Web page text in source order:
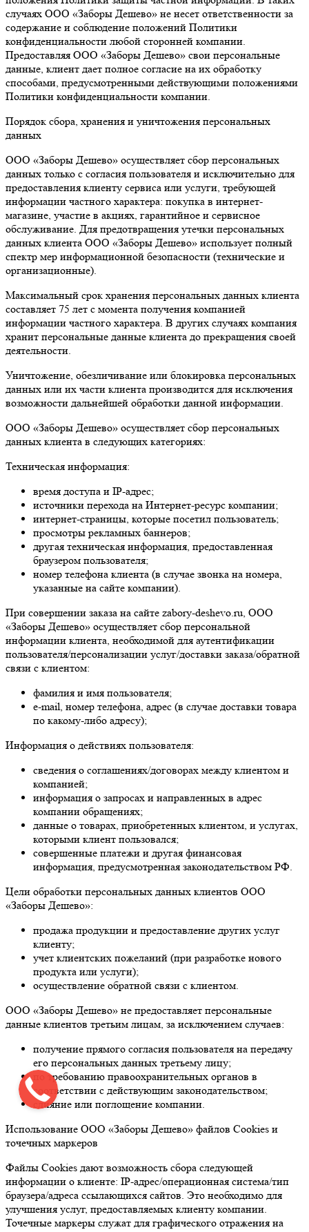
случаях ООО «Заборы Дешево» не несет ответственности за
содержание и соблюдение положений Политики
конфиденциальности любой сторонней компании.
Предоставляя ООО «Заборы Дешево» свои персональные
данные, клиент дает полное согласие на их обработку
способами, предусмотренными действующими положениями
Политики конфиденциальности компании.
Порядок сбора, хранения и уничтожения персональных
данных
ООО «Заборы Дешево» осуществляет сбор персональных
данных только с согласия пользователя и исключительно для
предоставления клиенту сервиса или услуги, требующей
информации частного характера: покупка в интернет-
магазине, участие в акциях, гарантийное и сервисное
обслуживание. Для предотвращения утечки персональных
данных клиента ООО «Заборы Дешево» использует полный
спектр мер информационной безопасности (технические и
организационные).
Максимальный срок хранения персональных данных клиента
составляет 75 лет с момента получения компанией
информации частного характера. В других случаях компания
хранит персональные данные клиента до прекращения своей
деятельности.
Уничтожение, обезличивание или блокировка персональных
данных или их части клиента производится для исключения
возможности дальнейшей обработки данной информации.
ООО «Заборы Дешево» осуществляет сбор персональных
данных клиента в следующих категориях:
Техническая информация:
время доступа и IP-адрес;
источники перехода на Интернет-ресурс компании;
интернет-страницы, которые посетил пользователь;
просмотры рекламных баннеров;
другая техническая информация, предоставленная
браузером пользователя;
номер телефона клиента (в случае звонка на номера,
указанные на сайте компании).
При совершении заказа на сайте zabory-deshevo.ru, ООО
«Заборы Дешево» осуществляет сбор персональной
информации клиента, необходимой для аутентификации
пользователя/персонализации услуг/доставки заказа/обратной
связи с клиентом:
фамилия и имя пользователя;
e-mail, номер телефона, адрес (в случае доставки товара
по какому-либо адресу);
Информация о действиях пользователя:
сведения о соглашениях/договорах между клиентом и
компанией;
информация о запросах и направленных в адрес
компании обращениях;
данные о товарах, приобретенных клиентом, и услугах,
которыми клиент пользовался;
совершенные платежи и другая финансовая
информация, предусмотренная законодательством РФ.
Цели обработки персональных данных клиентов ООО
«Заборы Дешево»:
продажа продукции и предоставление других услуг
клиенту;
учет клиентских пожеланий (при разработке нового
продукта или услуги);
осуществление обратной связи с клиентом.
ООО «Заборы Дешево» не предоставляет персональные
данные клиентов третьим лицам, за исключением случаев:
получение прямого согласия пользователя на передачу
его персональных данных третьему лицу;
по требованию правоохранительных органов в
соответствии с действующим законодательством;
слияние или поглощение компании.
Использование ООО «Заборы Дешево» файлов Cookies и
точечных маркеров
Файлы Cookies дают возможность сбора следующей
информации о клиенте: IP-адрес/операционная система/тип
браузера/адреса ссылающихся сайтов. Это необходимо для
улучшения услуг, предоставляемых клиенту компании.
Точечные маркеры служат для графического отражения на